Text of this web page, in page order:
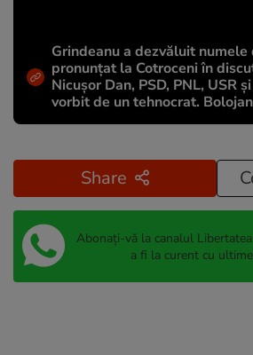
Grindeanu a dezvăluit
pronunțat la Cotroceni în
Nicușor Dan, PSD, PNL, USR
vorbit de un tehnocrat.
Share
Abonați-vă la canalul
a fi la curent cu